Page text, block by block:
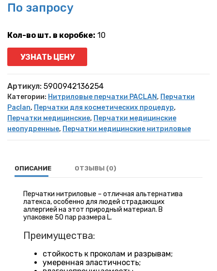
По запросу
Кол-во шт. в коробке: 10
УЗНАТЬ ЦЕНУ
Артикул: 5900942136254
Категории: Нитриловые перчатки PACLAN, Перчатки
Paclan, Перчатки для косметических процедур,
Перчатки медицинские, Перчатки медицинские
неопудренные, Перчатки медицинские нитриловые
ОПИСАНИЕ ОТЗЫВЫ (0)
Перчатки нитриловые – отличная альтернатива
латекса, особенно для людей страдающих
аллергией на этот природный материал. В
упаковке 50 пар размера L.
Преимущества:
стойкость к проколам и разрывам;
умеренная эластичность;